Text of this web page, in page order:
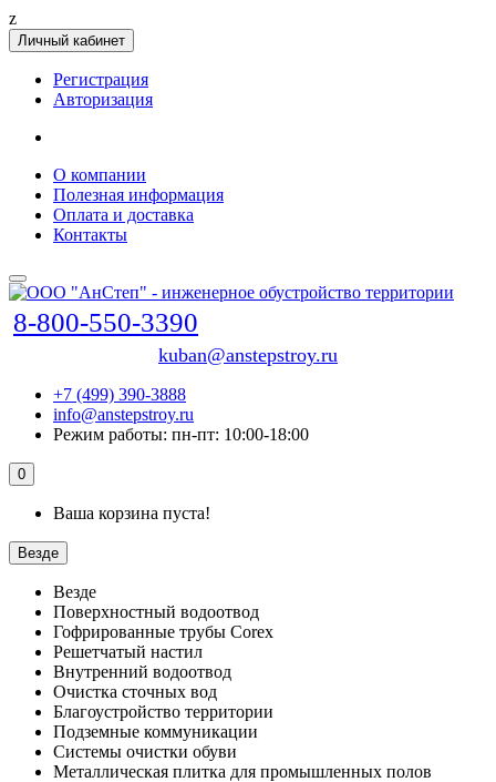
z
Личный кабинет
Регистрация
Авторизация
О компании
Полезная информация
Оплата и доставка
Контакты
8-800-550-3390
kuban@anstepstroy.ru
+7 (499) 390-3888
info@anstepstroy.ru
Режим работы: пн-пт: 10:00-18:00
0
Ваша корзина пуста!
Везде
Везде
Поверхностный водоотвод
Гофрированные трубы Corex
Решетчатый настил
Внутренний водоотвод
Очистка сточных вод
Благоустройство территории
Подземные коммуникации
Системы очистки обуви
Металлическая плитка для промышленных полов